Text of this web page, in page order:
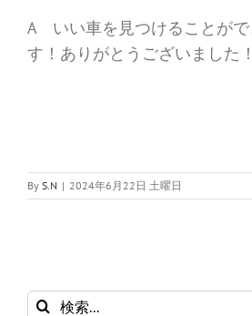
A いい車を見つけることがで
す！ありがとうございました！
By S.N | 2024年6月22日 土曜日
検